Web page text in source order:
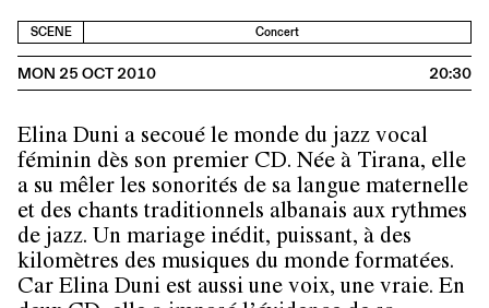
SCENE Concert
MON 25 OCT 2010 20:30
Elina Duni a secoué le monde du jazz vocal
féminin dès son premier CD. Née à Tirana, elle
a su mêler les sonorités de sa langue maternelle
et des chants traditionnels albanais aux rythmes
de jazz. Un mariage inédit, puissant, à des
kilomètres des musiques du monde formatées.
Car Elina Duni est aussi une voix, une vraie. En